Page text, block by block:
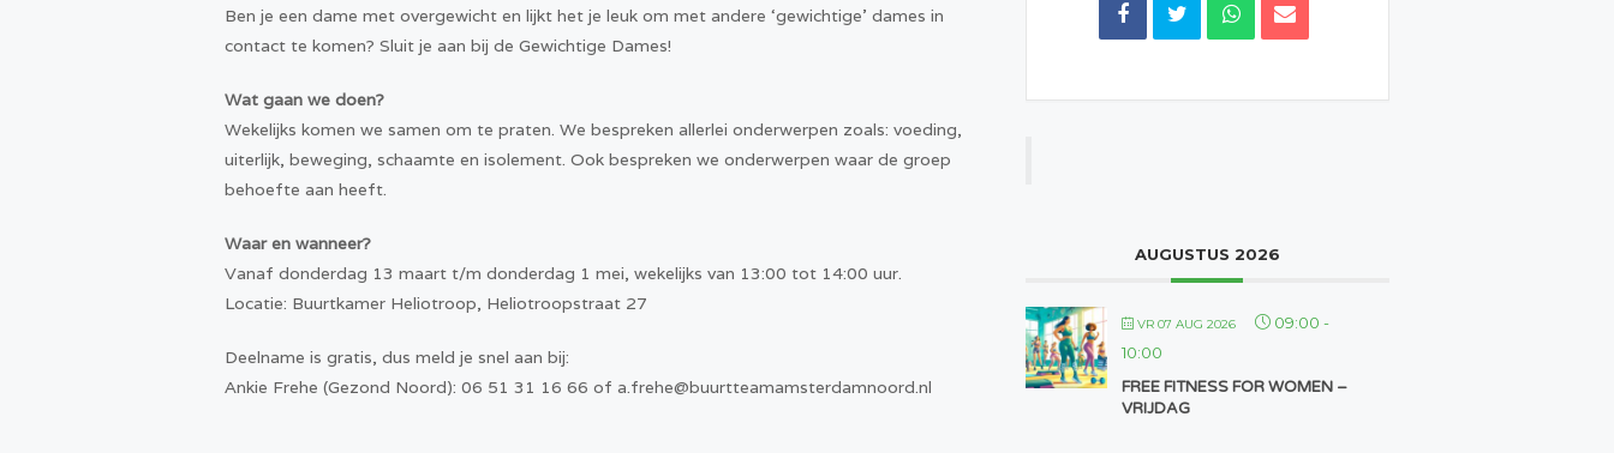
Ben je een dame met overgewicht en lijkt het je leuk om met andere ‘gewichtige’ dames in
contact te komen? Sluit je aan bij de Gewichtige Dames!
Wat gaan we doen?
Wekelijks komen we samen om te praten. We bespreken allerlei onderwerpen zoals: voeding,
uiterlijk, beweging, schaamte en isolement. Ook bespreken we onderwerpen waar de groep
behoefte aan heeft.
Waar en wanneer?
Vanaf donderdag 13 maart t/m donderdag 1 mei, wekelijks van 13:00 tot 14:00 uur.
Locatie: Buurtkamer Heliotroop, Heliotroopstraat 27
Deelname is gratis, dus meld je snel aan bij:
Ankie Frehe (Gezond Noord): 06 51 31 16 66 of a.frehe@buurtteamamsterdamnoord.nl
AUGUSTUS 2026
VR 07 AUG 2026 09:00 -
10:00
FREE FITNESS FOR WOMEN –
VRIJDAG